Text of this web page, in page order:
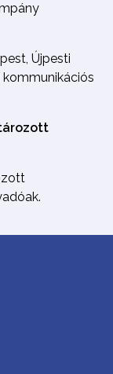
Újpesti
kommunikációs